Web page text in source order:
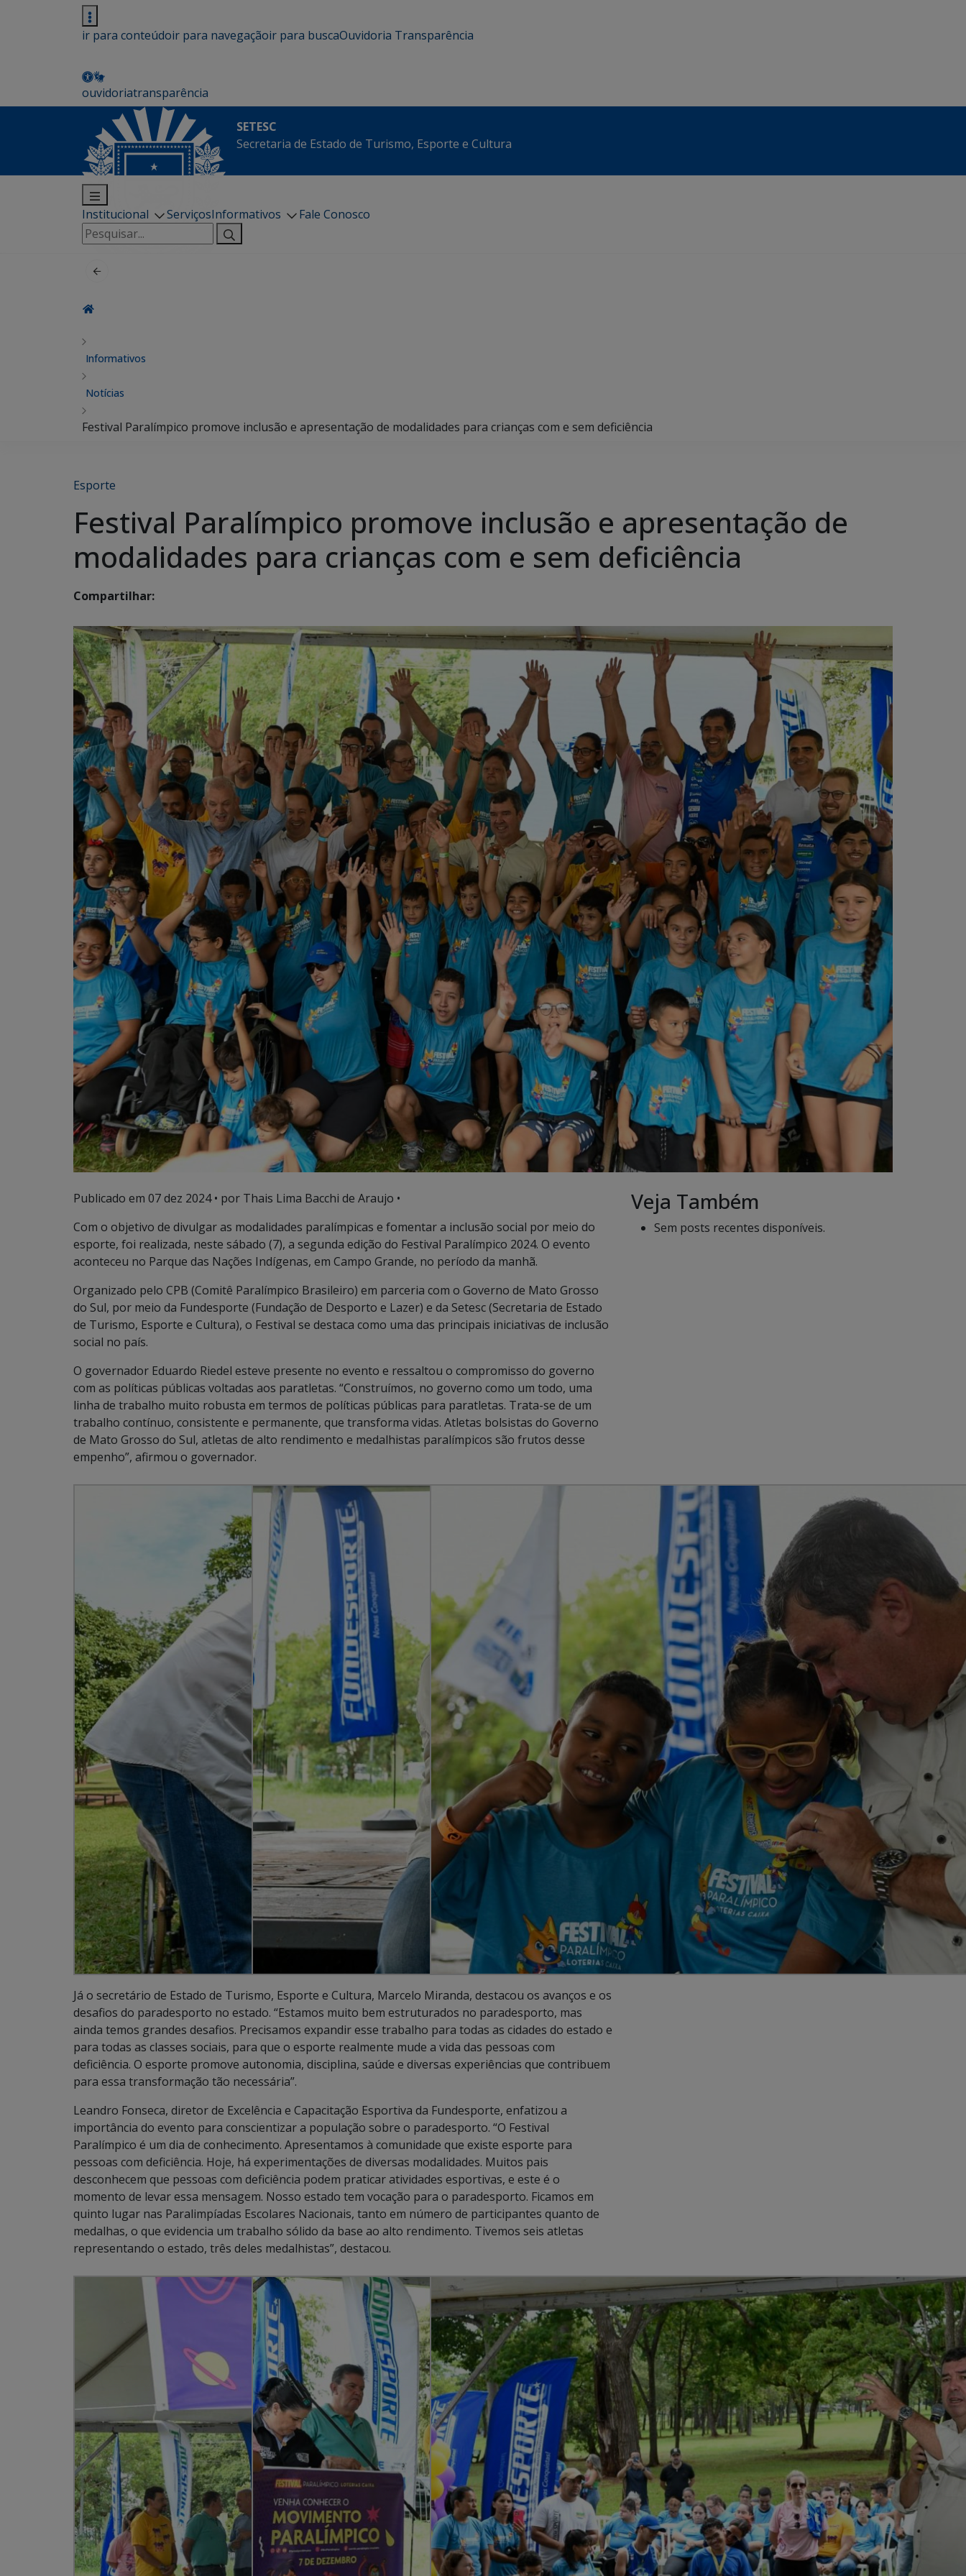
ir para conteúdoir para navegaçãoir para buscaOuvidoria Transparência
ouvidoriatransparência
SETESC
Secretaria de Estado de Turismo, Esporte e Cultura
Institucional ServiçosInformativos
Fale Conosco
Pesquisar
por:
Informativos
Notícias
Festival Paralímpico promove inclusão e apresentação de modalidades para crianças com e sem deficiência
Esporte
Festival Paralímpico promove inclusão e apresentação de
modalidades para crianças com e sem deficiência
Compartilhar:
Publicado em 07 dez 2024• por Thais Lima Bacchi de Araujo •
Com o objetivo de divulgar as modalidades paralímpicas e fomentar a inclusão social por meio do
esporte, foi realizada, neste sábado (7), a segunda edição do Festival Paralímpico 2024. O evento
aconteceu no Parque das Nações Indígenas, em Campo Grande, no período da manhã.
Organizado pelo CPB (Comitê Paralímpico Brasileiro) em parceria com o Governo de Mato Grosso
do Sul, por meio da Fundesporte (Fundação de Desporto e Lazer) e da Setesc (Secretaria de Estado
de Turismo, Esporte e Cultura), o Festival se destaca como uma das principais iniciativas de inclusão
social no país.
O governador Eduardo Riedel esteve presente no evento e ressaltou o compromisso do governo
com as políticas públicas voltadas aos paratletas. “Construímos, no governo como um todo, uma
linha de trabalho muito robusta em termos de políticas públicas para paratletas. Trata-se de um
trabalho contínuo, consistente e permanente, que transforma vidas. Atletas bolsistas do Governo
de Mato Grosso do Sul, atletas de alto rendimento e medalhistas paralímpicos são frutos desse
empenho”, afirmou o governador.
Já o secretário de Estado de Turismo, Esporte e Cultura, Marcelo Miranda, destacou os avanços e os
desafios do paradesporto no estado. “Estamos muito bem estruturados no paradesporto, mas
ainda temos grandes desafios. Precisamos expandir esse trabalho para todas as cidades do estado e
para todas as classes sociais, para que o esporte realmente mude a vida das pessoas com
deficiência. O esporte promove autonomia, disciplina, saúde e diversas experiências que contribuem
para essa transformação tão necessária”.
Leandro Fonseca, diretor de Excelência e Capacitação Esportiva da Fundesporte, enfatizou a
importância do evento para conscientizar a população sobre o paradesporto. “O Festival
Paralímpico é um dia de conhecimento. Apresentamos à comunidade que existe esporte para
pessoas com deficiência. Hoje, há experimentações de diversas modalidades. Muitos pais
desconhecem que pessoas com deficiência podem praticar atividades esportivas, e este é o
momento de levar essa mensagem. Nosso estado tem vocação para o paradesporto. Ficamos em
quinto lugar nas Paralimpíadas Escolares Nacionais, tanto em número de participantes quanto de
medalhas, o que evidencia um trabalho sólido da base ao alto rendimento. Tivemos seis atletas
representando o estado, três deles medalhistas”, destacou.
Veja Também
Sem posts recentes disponíveis.